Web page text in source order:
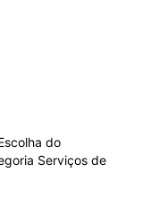
do
Serviços de